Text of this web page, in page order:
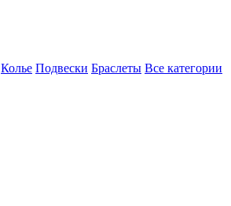
Колье Подвески Браслеты Все категории